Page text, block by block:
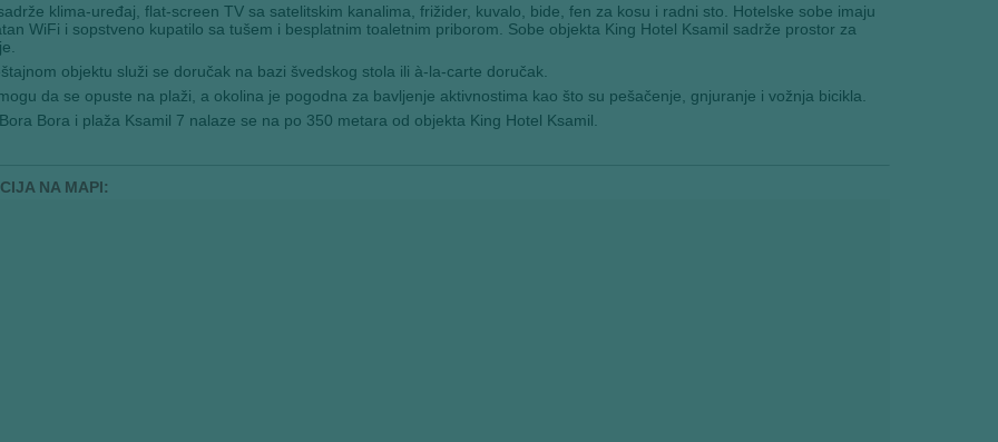
klima-uređaj, flat-screen TV sa satelitskim kanalima, frižider, kuvalo, bide, fen za kosu i radni sto. Hotelske sobe imaju
WiFi i sopstveno kupatilo sa tušem i besplatnim toaletnim priborom. Sobe objekta King Hotel Ksamil sadrže prostor za
objektu služi se doručak na bazi švedskog stola ili à-la-carte doručak.
da se opuste na plaži, a okolina je pogodna za bavljenje aktivnostima kao što su pešačenje, gnjuranje i vožnja bicikla.
Bora i plaža Ksamil 7 nalaze se na po 350 metara od objekta King Hotel Ksamil.
NA MAPI: